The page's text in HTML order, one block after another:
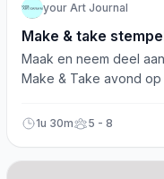
your Art Journal
Make & take
Maak en neem deel
Make & Take avond
1u 30m 5 - 8